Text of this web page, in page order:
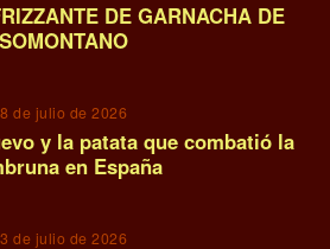
DE GARNACHA DE
SOMONTANO
8 de julio de 2026
y la patata que combatió la
en España
3 de julio de 2026